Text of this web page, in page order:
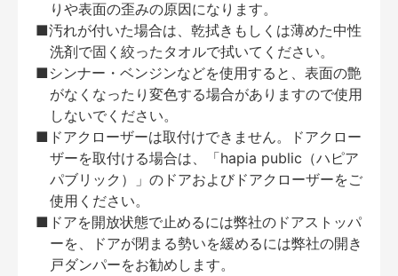
りや表面の歪みの原因になります。
■汚れが付いた場合は、乾拭きもしくは薄めた中性
洗剤で固く絞ったタオルで拭いてください。
■シンナー・ベンジンなどを使用すると、表面の艶
がなくなったり変色する場合がありますので使用
しないでください。
■ドアクローザーは取付けできません。ドアクロー
ザーを取付ける場合は、「hapia public（ハピア
パブリック）」のドアおよびドアクローザーをご
使用ください。
■ドアを開放状態で止めるには弊社のドアストッパ
ーを、ドアが閉まる勢いを緩めるには弊社の開き
戸ダンパーをお勧めします。